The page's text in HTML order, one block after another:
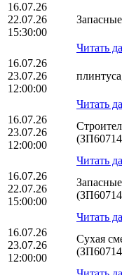
16.07.26
22.07.26
15:30:00
Читать
16.07.26
23.07.26
12:00:00
Читать
16.07.26
23.07.26
12:00:00
Читать
16.07.26
22.07.26
15:00:00
Читать
16.07.26
23.07.26
12:00:00
Сухая